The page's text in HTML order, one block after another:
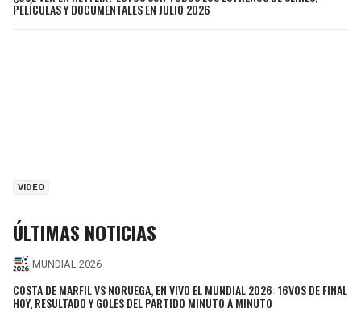
PELÍCULAS Y DOCUMENTALES EN JULIO 2026
VIDEO
ÚLTIMAS NOTICIAS
MUNDIAL 2026
COSTA DE MARFIL VS NORUEGA, EN VIVO EL MUNDIAL 2026: 16VOS DE FINAL
HOY, RESULTADO Y GOLES DEL PARTIDO MINUTO A MINUTO